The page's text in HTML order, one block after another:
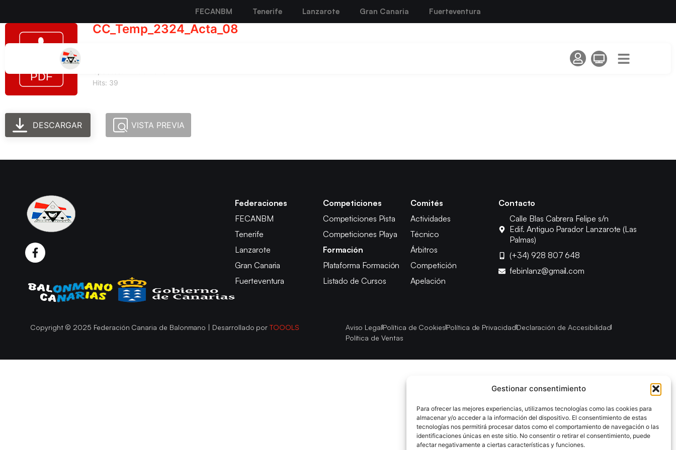
Gestionar consentimiento
Para ofrecer las mejores experiencias, utilizamos tecnologías como las cookies para
almacenar y/o acceder a la información del dispositivo. El consentimiento de estas
tecnologías nos permitirá procesar datos como el comportamiento de navegación o las
identificaciones únicas en este sitio. No consentir o retirar el consentimiento, puede
afectar negativamente a ciertas características y funciones.
FECANBM Tenerife Lanzarote Gran Canaria Fuerteventura
CC_Temp_2324_Acta_08
Hits: 39
DESCARGAR VISTA PREVIA
Federaciones
FECANBM
Tenerife
Lanzarote
Gran Canaria
Fuerteventura
Competiciones
Competiciones Pista
Competiciones Playa
Formación
Plataforma Formación
Listado de Cursos
Comités
Actividades
Técnico
Árbitros
Competición
Apelación
Contacto
Calle Blas Cabrera Felipe s/n
Edif. Antiguo Parador Lanzarote (Las
Palmas)
(+34) 928 807 648
febinlanz@gmail.com
Copyright © 2025 Federación Canaria de Balonmano | Desarrollado porTOOOLS Aviso LegalPolítica de CookiesPolítica de PrivacidadDeclaración de Accesibilidad
Política de Ventas